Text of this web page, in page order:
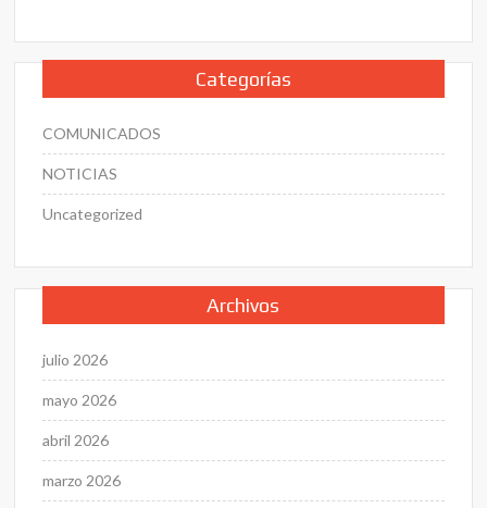
Categorías
COMUNICADOS
NOTICIAS
Uncategorized
Archivos
julio 2026
mayo 2026
abril 2026
marzo 2026